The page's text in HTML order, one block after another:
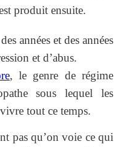
produit ensuite.
années et des années
et d’abus.
, le genre de régime
sous lequel les
tout ce temps.
pas qu’on voie ce qui